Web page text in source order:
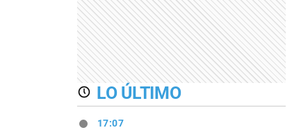
LO ÚLTIMO
17:07